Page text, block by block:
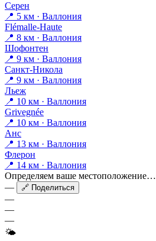
Серен
📍 5 км · Валлония
Flémalle-Haute
📍 8 км · Валлония
Шофонтен
📍 9 км · Валлония
Санкт-Никола
📍 9 км · Валлония
Льеж
📍 10 км · Валлония
Grivegnée
📍 10 км · Валлония
Анс
📍 13 км · Валлония
Флерон
📍 14 км · Валлония
Определяем ваше местоположение…
—
🔗 Поделиться
—
—
—
🌤